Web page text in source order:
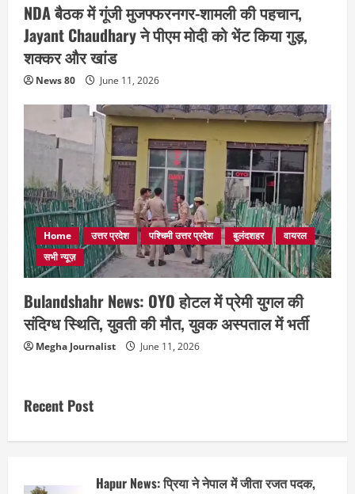
NDA बैठक में गूंजी मुजफ्फरनगर-शामली की पहचान,
Jayant Chaudhary ने पीएम मोदी को भेंट किया गुड़,
शक्कर और खांड
News 80 June 11, 2026
Home उत्तर प्रदेश पश्चिमी उत्तर प्रदेश बुलंदशहर
वायरल
सभी न्यूज़
Bulandshahr News: OYO होटल में प्रेमी युगल की
संदिग्ध स्थिति, युवती की मौत, युवक अस्पताल में भर्ती
Megha Journalist June 11, 2026
Recent Post
Hapur News: प्रिया ने नेपाल में जीता रजत पदक,